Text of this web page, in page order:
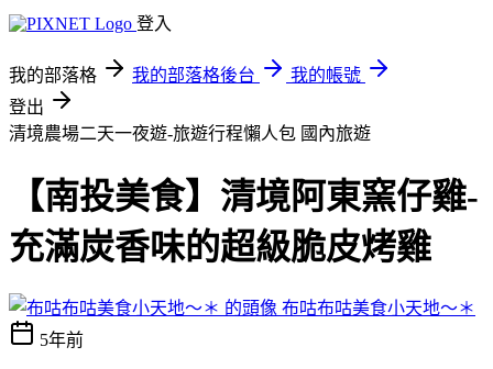
登入
我的部落格 我的部落格後台
我的帳號
登出
清境農場二天一夜遊-旅遊行程懶人包 國內旅遊
【南投美食】清境阿東窯仔雞-
充滿炭香味的超級脆皮烤雞
布咕布咕美食小天地～＊
5年前